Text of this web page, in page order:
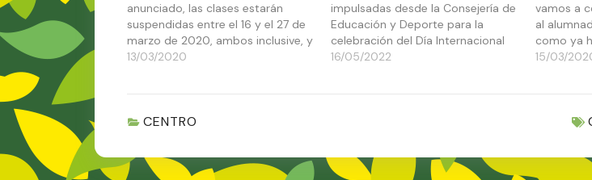
anunciado, las clases estarán
suspendidas entre el 16 y el 27 de
marzo de 2020, ambos inclusive, y
prorrogables según la situación. •
comedor, actividades…
13/03/2020
impulsadas desde la Consejería de
Educación y Deporte para la
celebración del Día Internacional
de las Familias (15 de mayo),
16/05/2022
vamos a
al
como ya
15/03/
CENTRO